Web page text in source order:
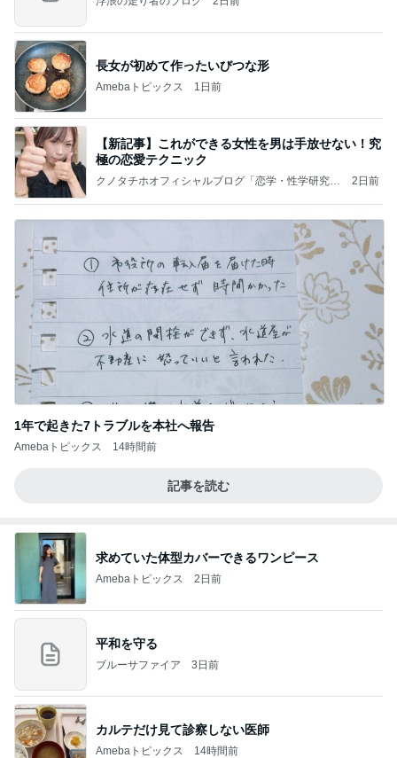
長女が初めて作ったいびつな形
Amebaトピックス 1日前
【新記事】これができる女性を男は手放せない！究
極の恋愛テクニック
クノタチホオフィシャルブログ「恋学・性学研究
2日前
1年で起きた7トラブルを本社へ報告
Amebaトピックス 14時間前
記事を読む
求めていた体型カバーできるワンピース
Amebaトピックス 2日前
平和を守る
ブルーサファイア 3日前
カルテだけ見て診察しない医師
Amebaトピックス 14時間前